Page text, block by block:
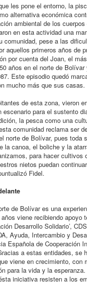
les pone el entorno, la
alternativa económica
ambiental de los
en esta actividad una
comunidad, pese a las
aquellos primeros años de
por cuenta del Joan, el
años en el norte de Bolívar
Este episodio quedó
mucho más que sus casas.
de esta zona, vieron
escenario para el sustento
la pesca como una
comunidad reclama ser
norte de Bolívar, pues toda
la canoa, el boliche y la
para hacer cultivos
nietos puedan
Fidel.
de Bolívar es una
viene recibiendo apoyo
Desarrollo Solidario’,
Ayuda, Intercambio y
Española de Cooperación
a estas entidades, se
viene en crecimiento, con
para la vida y la
iniciativa resisten a los